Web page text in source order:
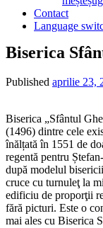
Contact
Language
Biserica
Published aprilie 23,
Biserica „Sfântul
(1496) dintre cele
înălțată în 1551 de
regentă pentru
după modelul
cruce cu turnuleţ la
edificiu de proporţii
fără picturi. Este o
mai ales cu Biserica